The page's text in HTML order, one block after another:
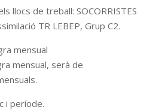
llocs de treball: SOCORRISTES
TR LEBEP, Grup C2.
mensual
mensual, serà de
i període.